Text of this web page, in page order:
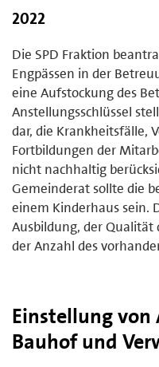
2022
Die SPD Fraktion
Engpässen in der
eine Aufstockung des
Anstellungsschlüssel
dar, die Krankheitsfälle,
Fortbildungen der
nicht nachhaltig
Gemeinderat sollte die
einem Kinderhaus sein.
Ausbildung, der Qualität
der Anzahl des
Einstellung von
Bauhof und